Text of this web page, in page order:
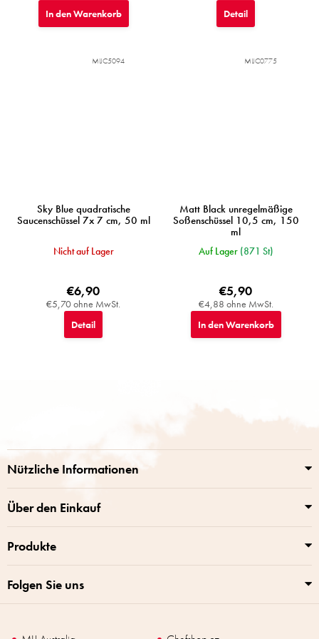
In den Warenkorb Detail
Sky Blue quadratische
Saucenschüssel 7x 7 cm, 50 ml
Nicht auf Lager
€5,70 ohne MwSt.
€6,90
Detail
MIJC5094
Matt Black unregelmäßige
Soßenschüssel 10,5 cm, 150
ml
Auf Lager (871 St)
€4,88 ohne MwSt.
€5,90
In den Warenkorb
MIJC0775
Nützliche Informationen
Über den Einkauf
Produkte
Folgen Sie uns